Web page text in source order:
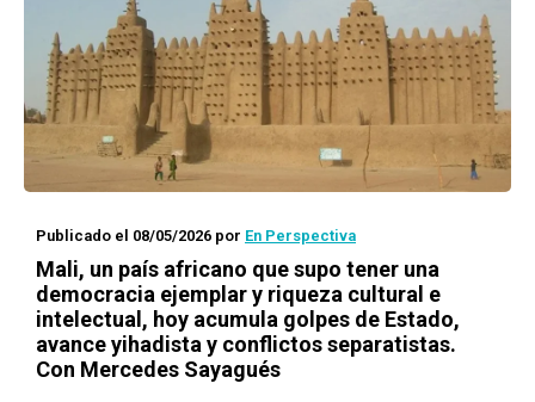
Publicado el 08/05/2026 por En Perspectiva
Mali, un país africano que supo tener una
democracia ejemplar y riqueza cultural e
intelectual, hoy acumula golpes de Estado,
avance yihadista y conflictos separatistas.
Con Mercedes Sayagués